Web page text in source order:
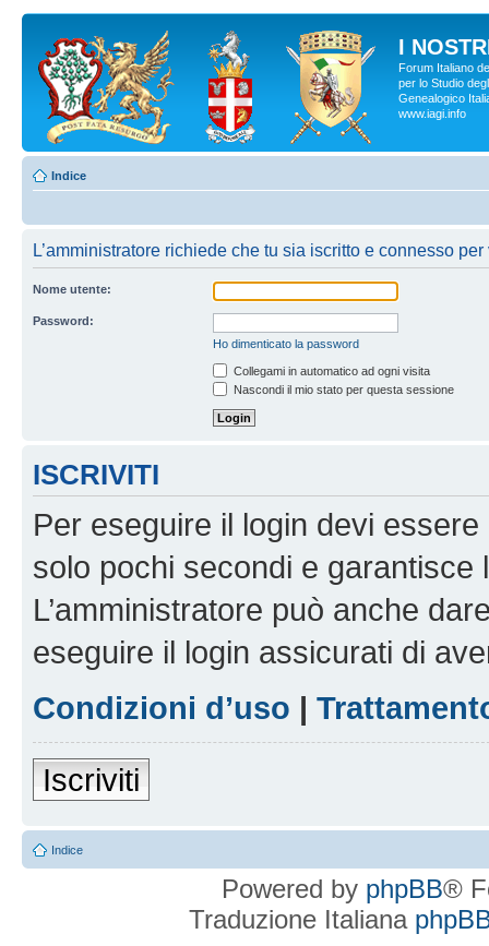
I
Forum Italiano
per lo Studio
Genealogico
www.iagi.info
Indice
L’amministratore richiede che tu sia iscritto e connesso
Nome utente:
Password:
Ho dimenticato la password
Collegami in automatico ad ogni visita
Nascondi il mio stato per questa sessione
ISCRIVITI
Per eseguire il login devi
solo pochi secondi e garantisce
L’amministratore può anche
eseguire il login assicurati di
Condizioni d’uso |
Iscriviti
Indice
Powered by phpBB®
Traduzione Italiana